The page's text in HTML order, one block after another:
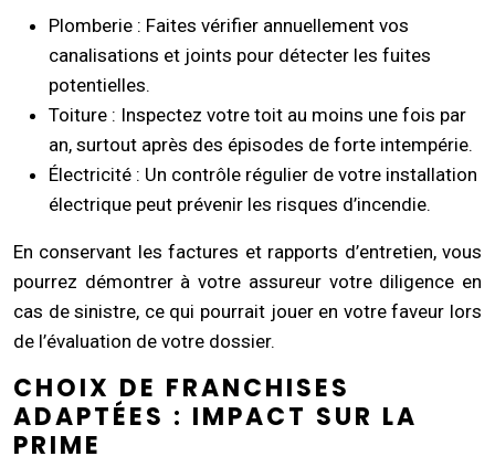
Plomberie : Faites vérifier annuellement vos
canalisations et joints pour détecter les fuites
potentielles.
Toiture : Inspectez votre toit au moins une fois par
an, surtout après des épisodes de forte intempérie.
Électricité : Un contrôle régulier de votre installation
électrique peut prévenir les risques d’incendie.
En conservant les factures et rapports d’entretien, vous
pourrez démontrer à votre assureur votre diligence en
cas de sinistre, ce qui pourrait jouer en votre faveur lors
de l’évaluation de votre dossier.
CHOIX DE FRANCHISES
ADAPTÉES : IMPACT SUR LA
PRIME